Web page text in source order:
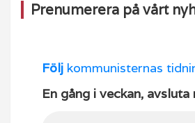
Prenumerera på vårt
Följ kommunisternas
En gång i veckan, avsluta